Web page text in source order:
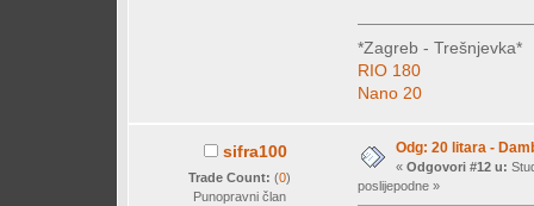
*Zagreb - Trešnjevka*
RIO 180
Nano 20
sifra100
Trade Count: (0)
Punopravni član
Odg: 20 litara -
« Odgovori #12 u:
poslijepodne »